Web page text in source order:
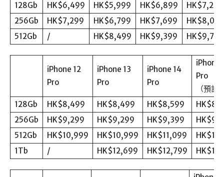
128Gb
HK$6,499 HK$5,999 HK$6,899
HK$7,299
256Gb
HK$7,299 HK$6,799 HK$7,699
HK$8,099
512Gb
/ HK$8,499 HK$9,399 HK$9,799
iPhone 12
Pro
iPhone 13
Pro
iPhone 14
Pro
iPhone
Pro
（預計
128Gb
HK$8,499 HK$8,499 HK$8,599
256Gb
HK$9,299 HK$9,299 HK$9,399
512Gb
HK$10,999 HK$10,999 HK$11,099
1Tb
/ HK$12,699 HK$12,799